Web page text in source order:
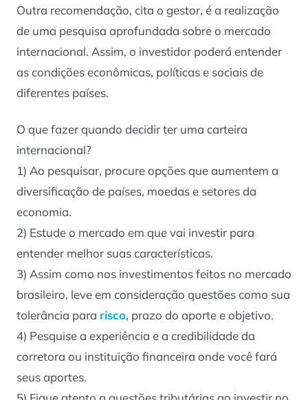
Outra recomendação, cita o gestor, é a realização
de uma pesquisa aprofundada sobre o mercado
internacional. Assim, o investidor poderá entender
as condições econômicas, políticas e sociais de
diferentes países.
O que fazer quando decidir ter uma carteira
internacional?
1) Ao pesquisar, procure opções que aumentem a
diversificação de países, moedas e setores da
economia.
2) Estude o mercado em que vai investir para
entender melhor suas características.
3) Assim como nos investimentos feitos no mercado
brasileiro, leve em consideração questões como sua
tolerância para risco, prazo do aporte e objetivo.
4) Pesquise a experiência e a credibilidade da
corretora ou instituição financeira onde você fará
seus aportes.